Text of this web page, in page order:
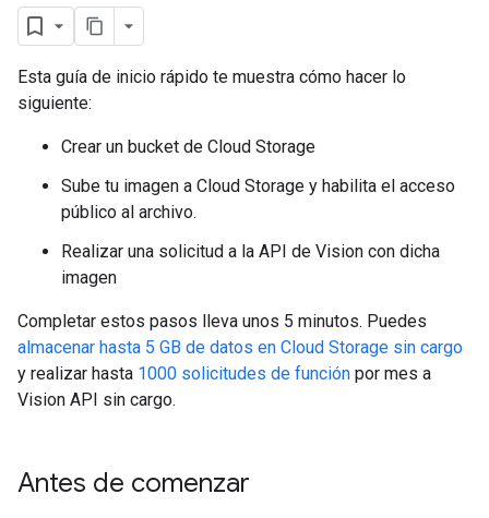
Esta guía de inicio rápido te muestra cómo hacer lo
siguiente:
Crear un bucket de Cloud Storage
Sube tu imagen a Cloud Storage y habilita el acceso
público al archivo.
Realizar una solicitud a la API de Vision con dicha
imagen
Completar estos pasos lleva unos 5 minutos. Puedes
almacenar hasta 5 GB de datos en Cloud Storage sin cargo
y realizar hasta 1000 solicitudes de función por mes a
Vision API sin cargo.
Antes de comenzar